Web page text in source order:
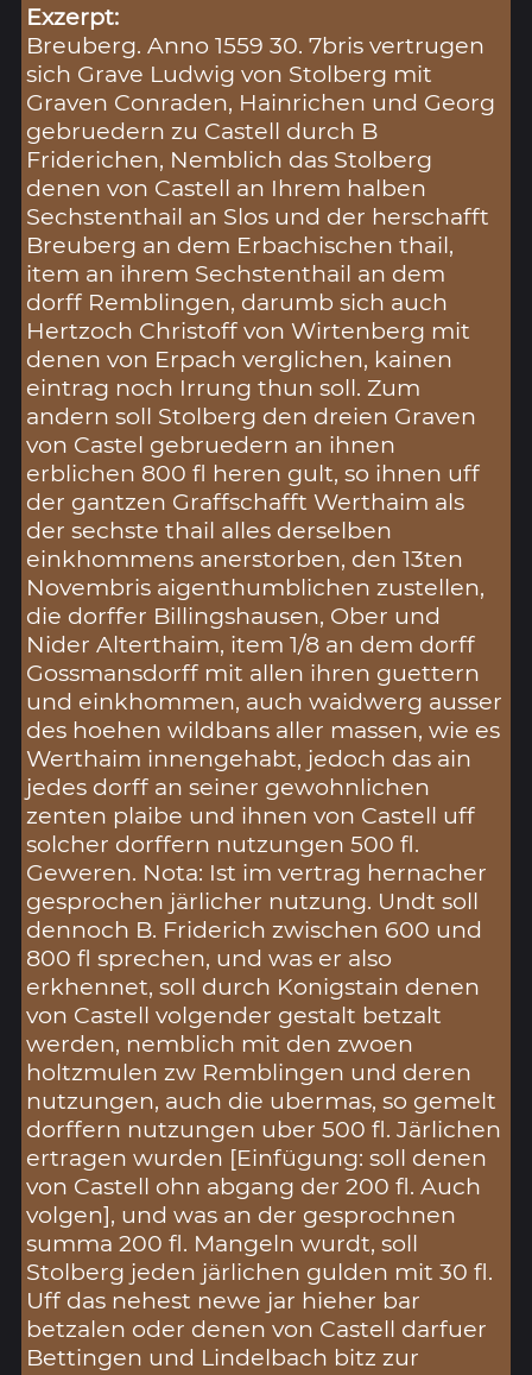
Exzerpt:
Breuberg. Anno 1559 30. 7bris vertrugen
sich Grave Ludwig von Stolberg mit
Graven Conraden, Hainrichen und Georg
gebruedern zu Castell durch B
Friderichen, Nemblich das Stolberg
denen von Castell an Ihrem halben
Sechstenthail an Slos und der herschafft
Breuberg an dem Erbachischen thail,
item an ihrem Sechstenthail an dem
dorff Remblingen, darumb sich auch
Hertzoch Christoff von Wirtenberg mit
denen von Erpach verglichen, kainen
eintrag noch Irrung thun soll. Zum
andern soll Stolberg den dreien Graven
von Castel gebruedern an ihnen
erblichen 800 fl heren gult, so ihnen uff
der gantzen Graffschafft Werthaim als
der sechste thail alles derselben
einkhommens anerstorben, den 13ten
Novembris aigenthumblichen zustellen,
die dorffer Billingshausen, Ober und
Nider Alterthaim, item 1/8 an dem dorff
Gossmansdorff mit allen ihren guettern
und einkhommen, auch waidwerg ausser
des hoehen wildbans aller massen, wie es
Werthaim innengehabt, jedoch das ain
jedes dorff an seiner gewohnlichen
zenten plaibe und ihnen von Castell uff
solcher dorffern nutzungen 500 fl.
Geweren. Nota: Ist im vertrag hernacher
gesprochen järlicher nutzung. Undt soll
dennoch B. Friderich zwischen 600 und
800 fl sprechen, und was er also
erkhennet, soll durch Konigstain denen
von Castell volgender gestalt betzalt
werden, nemblich mit den zwoen
holtzmulen zw Remblingen und deren
nutzungen, auch die ubermas, so gemelt
dorffern nutzungen uber 500 fl. Järlichen
ertragen wurden [Einfügung: soll denen
von Castell ohn abgang der 200 fl. Auch
volgen], und was an der gesprochnen
summa 200 fl. Mangeln wurdt, soll
Stolberg jeden järlichen gulden mit 30 fl.
Uff das nehest newe jar hieher bar
betzalen oder denen von Castell darfuer
Bettingen und Lindelbach bitz zur